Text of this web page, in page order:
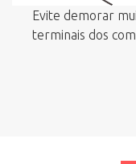
Evite demorar
terminais dos